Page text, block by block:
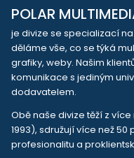
POLAR
je divize se specializací
děláme vše, co se týká
grafiky, weby. Našim
komunikace s jediným
dodavatelem.
Obě naše divize těží z
1993), sdružují více než
profesionalitu a